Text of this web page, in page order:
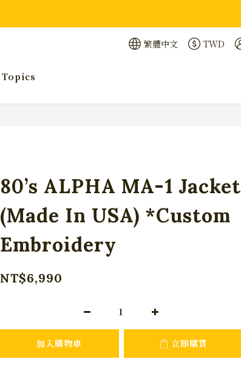
繁體中文 TWD
Topics
80’s ALPHA MA-1 Jacket
(Made In USA) *Custom
Embroidery
NT$6,990
加入購物車 立即購買